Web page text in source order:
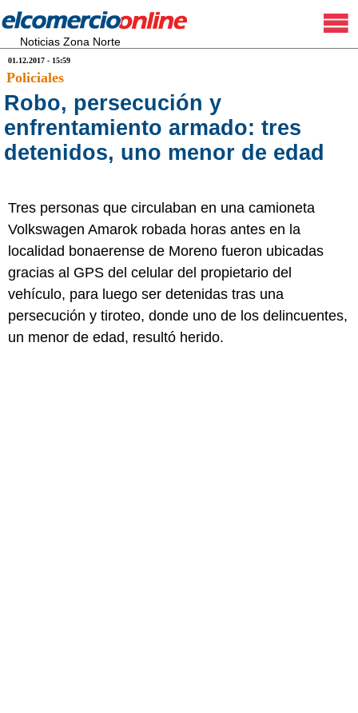
Noticias Zona Norte
01.12.2017 - 15:59
Policiales
Robo, persecución y
enfrentamiento armado: tres
detenidos, uno menor de edad
Tres personas que circulaban en una camioneta
Volkswagen Amarok robada horas antes en la
localidad bonaerense de Moreno fueron ubicadas
gracias al GPS del celular del propietario del
vehículo, para luego ser detenidas tras una
persecución y tiroteo, donde uno de los delincuentes,
un menor de edad, resultó herido.